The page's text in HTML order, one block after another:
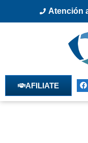
Atención
AFILIATE